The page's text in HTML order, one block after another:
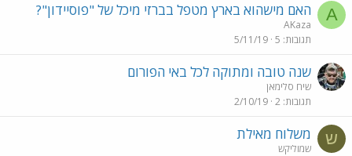
A האם מישהוא בארץ מטפל בברזי מיכל של "פוסיידון"?
AKaza
תגובות 5
5/11/19
שנה טובה ומתוקה לכל באי הפורום
שיח סלימאן
תגובות 2
2/10/19
ש משלוח מאילת
שמוליקש